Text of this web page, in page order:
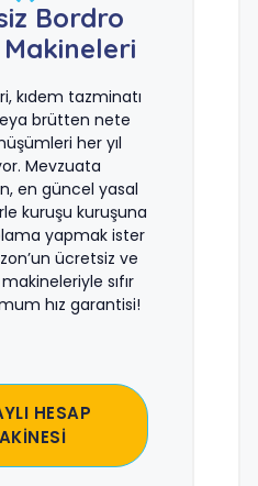
Bordro
kıdem tazminatı
brütten nete
her yıl
Mevzuata
en güncel yasal
kuruşu kuruşuna
yapmak ister
ücretsiz ve
makineleriyle sıfır
hız garantisi!
HESAP